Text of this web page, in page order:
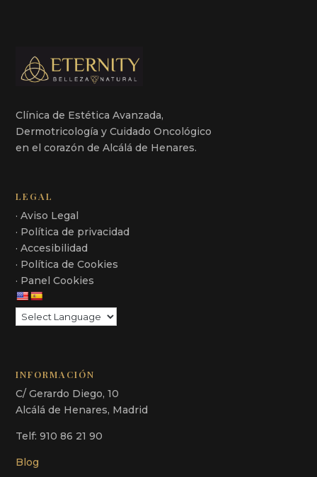
Clínica de Estética Avanzada,
Dermotricología y Cuidado Oncológico
en el corazón de Alcálá de Henares.
LEGAL
· Aviso Legal
· Política de privacidad
· Accesibilidad
· Política de Cookies
· Panel Cookies
INFORMACIÓN
C/ Gerardo Diego, 10
Alcálá de Henares, Madrid
Telf: 910 86 21 90
Blog